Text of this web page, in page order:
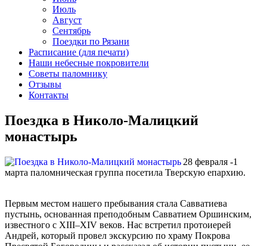
Июль
Август
Сентябрь
Поездки по Рязани
Расписание (для печати)
Наши небесные покровители
Советы паломнику
Отзывы
Контакты
Поездка в Николо-Малицкий
монастырь
28 февраля -1
марта паломническая группа посетила Тверскую епархию.
Первым местом нашего пребывания стала Савватиева
пустынь, основанная преподобным Савватием Оршинским,
известного с XIII–XIV веков. Нас встретил протоиерей
Андрей, который провел экскурсию по храму Покрова